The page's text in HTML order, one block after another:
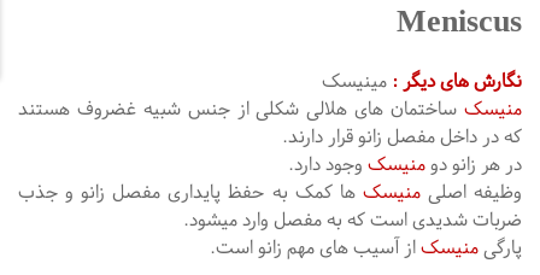
Meniscus
نگارش های دیگر : مینیسک
منیسک ساختمان های هلالی شکلی از جنس شبیه غضروف هستند
که در داخل مفصل زانو قرار دارند.
در هر زانو دومنیسک وجود دارد.
وظیفه اصلیمنیسک ها کمک به حفظ پایداری مفصل زانو و جذب
ضربات شدیدی است که به مفصل وارد میشود.
پارگیمنیسکاز آسیب های مهم زانو است.